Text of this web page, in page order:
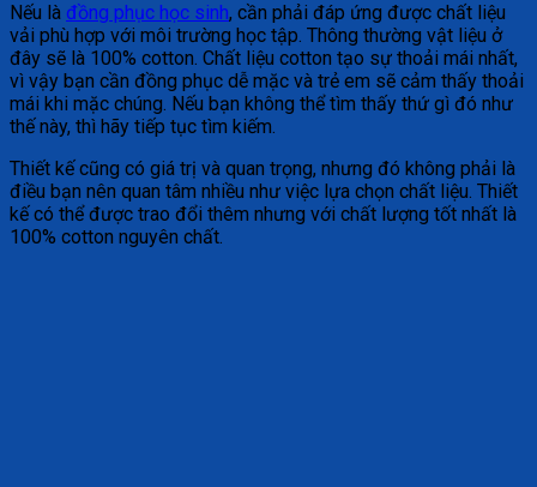
Nếu là đồng phục học sinh, cần phải đáp ứng được chất liệu
vải phù hợp với môi trường học tập. Thông thường vật liệu ở
đây sẽ là 100% cotton. Chất liệu cotton tạo sự thoải mái nhất,
vì vậy bạn cần đồng phục dễ mặc và trẻ em sẽ cảm thấy thoải
mái khi mặc chúng. Nếu bạn không thể tìm thấy thứ gì đó như
thế này, thì hãy tiếp tục tìm kiếm.
Thiết kế cũng có giá trị và quan trọng, nhưng đó không phải là
điều bạn nên quan tâm nhiều như việc lựa chọn chất liệu. Thiết
kế có thể được trao đổi thêm nhưng với chất lượng tốt nhất là
100% cotton nguyên chất.